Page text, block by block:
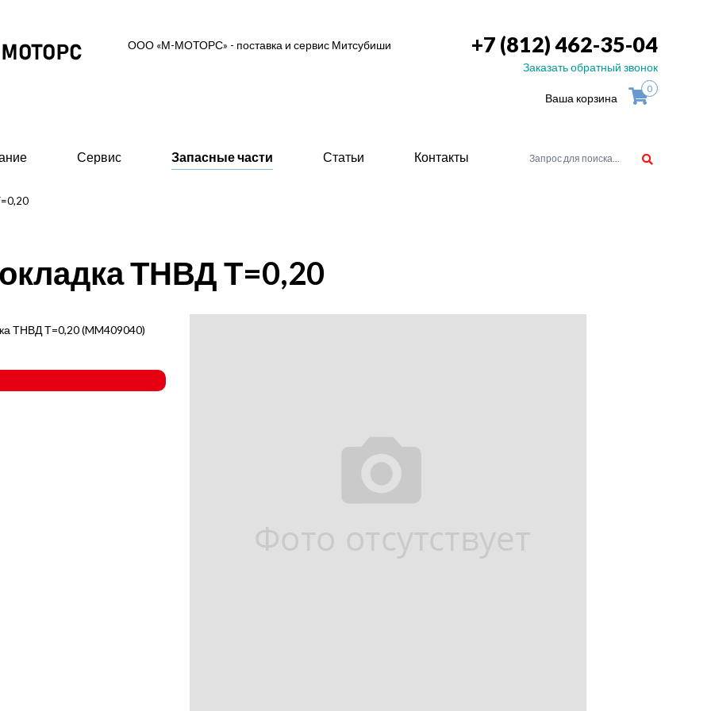
ООО «М-МОТОРС» - поставка и сервис Митсубиши +7 (812) 462-35-04
Заказать обратный звонок
Ваша корзина
0
(высоковольтные 0,6/10/11 кВ)
промышленного исполнения 0,4 кВ
415В)
- Предпусковые подогреватели
двигателей
Сервис Запасные части Статьи Контакты
ТНВД Т=0,20
ТНВД Т=0,20 (MM409040)